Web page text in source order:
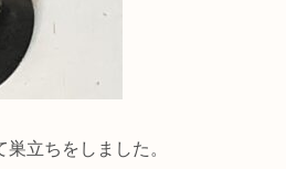
立ちをしました。